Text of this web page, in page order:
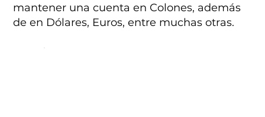
mantener una cuenta en Colones, además
de en Dólares, Euros, entre muchas otras.